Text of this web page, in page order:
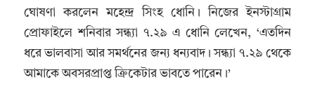
ঘোষণা করলেন মহেন্দ্র সিংহ ধোনি। নিজের ইনস্টাগ্রাম
প্রোফাইলে শনিবার সন্ধ্যা ৭.২৯ এ ধোনি লেখেন, ‘এতদিন
ধরে ভালবাসা আর সমর্থনের জন্য ধন্যবাদ। সন্ধ্যা ৭.২৯ থেকে
আমাকে অবসরপ্রাপ্ত ক্রিকেটার ভাবতে পারেন।’